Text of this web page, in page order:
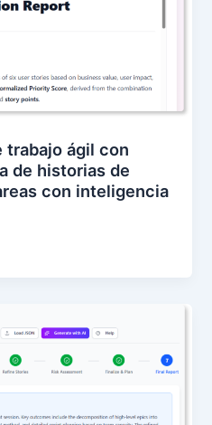
trabajo ágil con
de historias de
con inteligencia